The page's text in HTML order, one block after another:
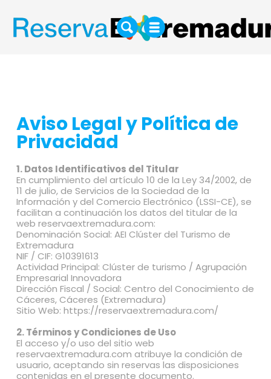
Aviso Legal y Política de
Privacidad
1. Datos Identificativos del Titular
En cumplimiento del artículo 10 de la Ley 34/2002, de
11 de julio, de Servicios de la Sociedad de la
Información y del Comercio Electrónico (LSSI-CE), se
facilitan a continuación los datos del titular de la
web reservaextremadura.com:
Denominación Social: AEI Clúster del Turismo de
Extremadura
NIF / CIF: G10391613
Actividad Principal: Clúster de turismo / Agrupación
Empresarial Innovadora
Dirección Fiscal / Social: Centro del Conocimiento de
Cáceres, Cáceres (Extremadura)
Sitio Web: https://reservaextremadura.com/
2. Términos y Condiciones de Uso
El acceso y/o uso del sitio web
reservaextremadura.com atribuye la condición de
usuario, aceptando sin reservas las disposiciones
contenidas en el presente documento.